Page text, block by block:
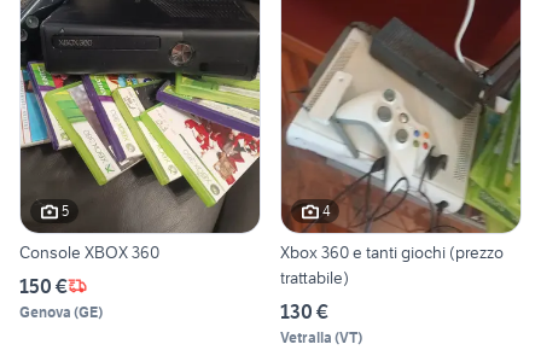
5
Console XBOX 360
150 €
Genova (GE)
4
Xbox 360 e tanti giochi (prezzo
trattabile)
130 €
Vetralla (VT)